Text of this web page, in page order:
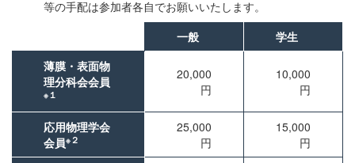
等の手配は参加者各自でお願いいたします。
一般
学生
薄膜・表面物
理分科会会員
※１
20,000
円
10,000
円
応用物理学会
会員※２
25,000
円
15,000
円